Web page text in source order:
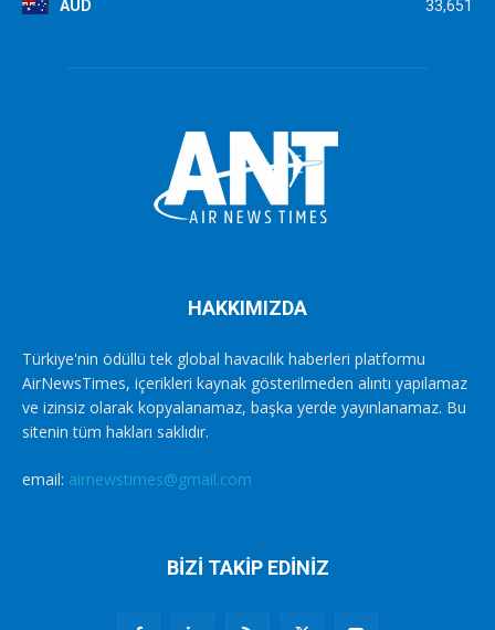
AUD 33,651
HAKKIMIZDA
Türkiye'nin ödüllü tek global havacılık haberleri platformu
AirNewsTimes, içerikleri kaynak gösterilmeden alıntı yapılamaz
ve izinsiz olarak kopyalanamaz, başka yerde yayınlanamaz. Bu
sitenin tüm hakları saklıdır.
email: airnewstimes@gmail.com
BİZİ TAKİP EDİNİZ